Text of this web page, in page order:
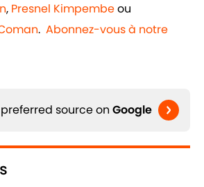
, Presnel Kimpembeou
. Abonnez-vous à notre
source on Google